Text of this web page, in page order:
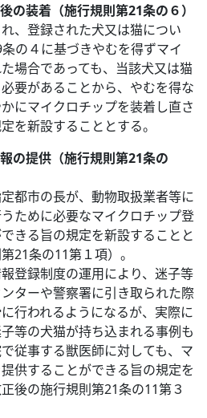
の装着（施行規則第21条の６）
、登録された犬又は猫につい
の４に基づきやむを得ずマイ
場合であっても、当該犬又は猫
要があることから、やむを得な
にマイクロチップを装着し直さ
を新設することとする。
の提供（施行規則第21条の
都市の長が、動物取扱業者等に
ために必要なマイクロチップ登
きる旨の規定を新設することと
21条の11第１項）。
登録制度の運用により、迷子等
ターや警察署に引き取られた際
行われるようになるが、実際に
等の犬猫が持ち込まれる事例も
従事する獣医師に対しても、マ
供することができる旨の規定を
後の施行規則第21条の11第３